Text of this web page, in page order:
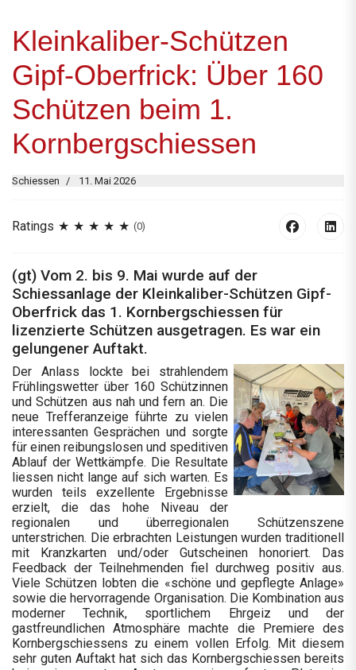
Kleinkaliber-Schützen
Gipf-Oberfrick: Über 160
Schützen beim 1.
Kornbergschiessen
Schiessen 11. Mai 2026
Ratings (0)
(gt) Vom 2. bis 9. Mai wurde auf der
Schiessanlage der Kleinkaliber-Schützen Gipf-
Oberfrick das 1. Kornbergschiessen für
lizenzierte Schützen ausgetragen. Es war ein
gelungener Auftakt.
Der Anlass lockte bei strahlendem
Frühlingswetter über 160 Schützinnen
und Schützen aus nah und fern an. Die
neue Trefferanzeige führte zu vielen
interessanten Gesprächen und sorgte
für einen reibungslosen und speditiven
Ablauf der Wettkämpfe. Die Resultate
liessen nicht lange auf sich warten. Es
wurden teils exzellente Ergebnisse
erzielt, die das hohe Niveau der
regionalen und überregionalen Schützenszene
unterstrichen. Die erbrachten Leistungen wurden traditionell
mit Kranzkarten und/oder Gutscheinen honoriert. Das
Feedback der Teilnehmenden fiel durchweg positiv aus.
Viele Schützen lobten die «schöne und gepflegte Anlage»
sowie die hervorragende Organisation. Die Kombination aus
moderner Technik, sportlichem Ehrgeiz und der
gastfreundlichen Atmosphäre machte die Premiere des
Kornbergschiessens zu einem vollen Erfolg. Mit diesem
sehr guten Auftakt hat sich das Kornbergschiessen bereits